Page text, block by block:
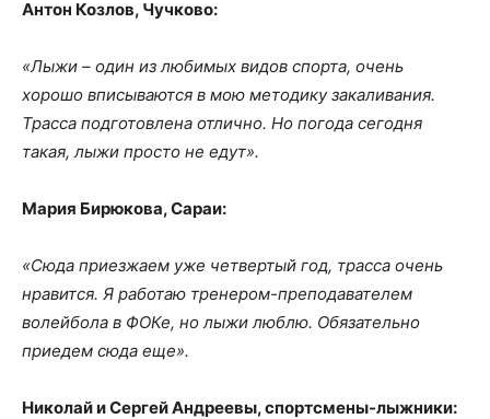
Антон Козлов, Чучково:
«Лыжи – один из любимых видов спорта, очень
хорошо вписываются в мою методику закаливания.
Трасса подготовлена отлично. Но погода сегодня
такая, лыжи просто не едут».
Мария Бирюкова, Сараи:
«Сюда приезжаем уже четвертый год, трасса очень
нравится. Я работаю тренером-преподавателем
волейбола в ФОКе, но лыжи люблю. Обязательно
приедем сюда еще».
Николай и Сергей Андреевы, спортсмены-лыжники: